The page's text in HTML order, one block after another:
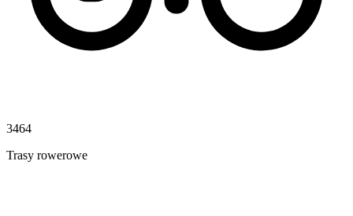
3464
Trasy rowerowe